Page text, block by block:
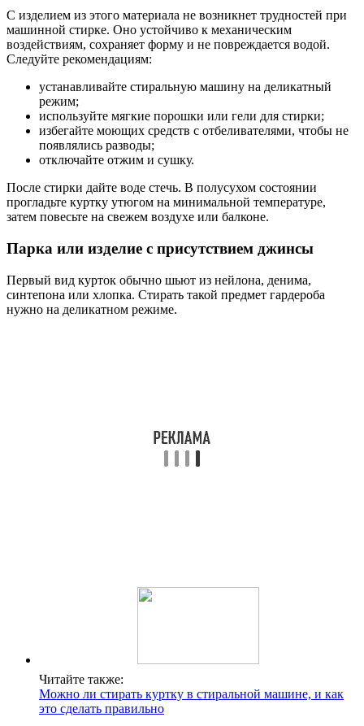
С изделием из этого материала не возникнет трудностей при
машинной стирке. Оно устойчиво к механическим
воздействиям, сохраняет форму и не повреждается водой.
Следуйте рекомендациям:
устанавливайте стиральную машину на деликатный
режим;
используйте мягкие порошки или гели для стирки;
избегайте моющих средств с отбеливателями, чтобы не
появлялись разводы;
отключайте отжим и сушку.
После стирки дайте воде стечь. В полусухом состоянии
прогладьте куртку утюгом на минимальной температуре,
затем повесьте на свежем воздухе или балконе.
Парка или изделие с присутствием джинсы
Первый вид курток обычно шьют из нейлона, денима,
синтепона или хлопка. Стирать такой предмет гардероба
нужно на деликатном режиме.
Читайте также:
Можно ли стирать куртку в стиральной машине, и как
это сделать правильно